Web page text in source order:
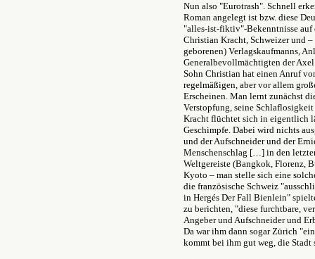
Nun also "Eurotrash". Schnell
Roman angelegt ist bzw. diese
"alles-ist-fiktiv"-Bekenntnisse
Christian Kracht, Schweizer und
geborenen) Verlagskaufmanns,
Generalbevollmächtigten der
Sohn Christian hat einen Anruf
regelmäßigen, aber vor allem
Erscheinen. Man lernt zunächst
Verstopfung, seine
Kracht flüchtet sich in eigentlich
Geschimpfe. Dabei wird nichts
und der Aufschneider und der
Menschenschlag […] in den
Weltgereiste (Bangkok, Florenz,
Kyoto – man stelle sich eine
die französische Schweiz
in Hergés Der Fall Bienlein"
zu berichten, "diese furchtbare,
Angeber und Aufschneider und
Da war ihm dann sogar Zürich
kommt bei ihm gut weg, die